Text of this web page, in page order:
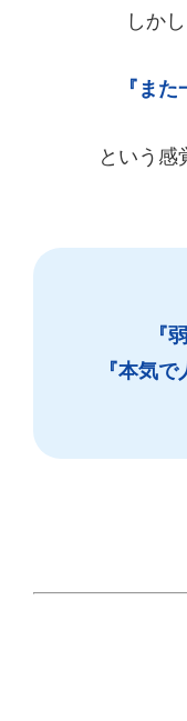
しか
『ま
という感
『
『本気